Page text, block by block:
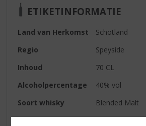
ETIKETINFORMATIE
Land van Herkomst
Schotland
Regio
Speyside
Inhoud
70 CL
Alcoholpercentage
40% vol
Soort whisky
Blended Malt